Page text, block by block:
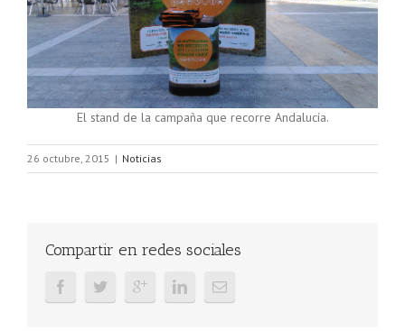
El stand de la campaña que recorre Andalucía.
26 octubre, 2015 | Noticias
Compartir en redes sociales